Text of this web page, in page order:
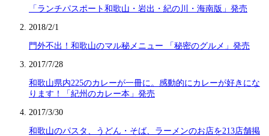
「ランチパスポート和歌山・岩出・紀の川・海南版」発売
2018/2/1
門外不出！和歌山のマル秘メニュー 「秘密のグルメ」発売
2017/7/28
和歌山県内225のカレーが一冊に。感動的にカレーが好きにな
ります！「紀州のカレー本」発売
2017/3/30
和歌山のパスタ、うどん・そば、ラーメンのお店を213店舗掲